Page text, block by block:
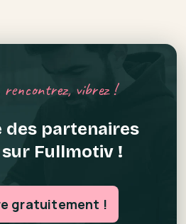
rencontrez, vibrez !
des partenaires
Fullmotiv !
gratuitement !